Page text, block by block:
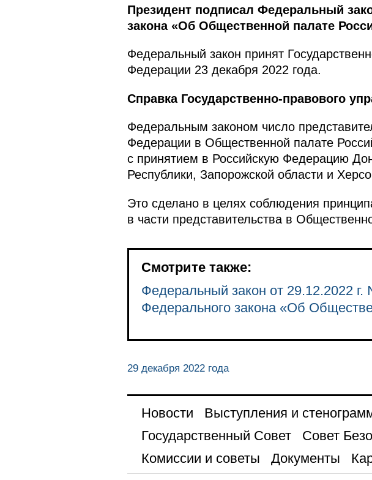
Президент подписал Федеральный
закона «Об Общественной палате
Федеральный закон принят
Федерации 23 декабря 2022 года.
Справка Государственно-правового
Федеральным законом число
Федерации в Общественной палате
с принятием в Российскую Федерацию
Республики, Запорожской области и
Это сделано в целях соблюдения
в части представительства в
Смотрите также:
Федеральный закон от 29.12.2022
Федерального закона «Об
29 декабря 2022 года
Новости Выступления и
Государственный Совет
Совет
Комиссии и советы
Документы